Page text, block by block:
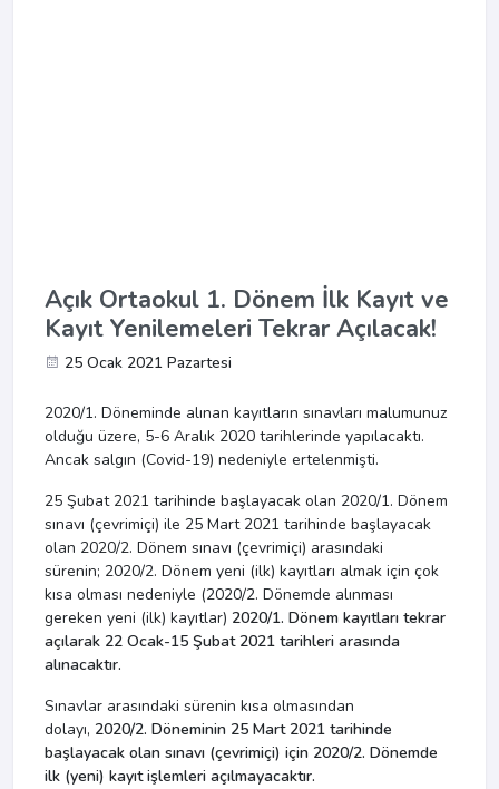
Açık Ortaokul 1. Dönem İlk Kayıt ve
Kayıt Yenilemeleri Tekrar Açılacak!
25 Ocak 2021 Pazartesi
2020/1. Döneminde alınan kayıtların sınavları malumunuz
olduğu üzere, 5-6 Aralık 2020 tarihlerinde yapılacaktı.
Ancak salgın (Covid-19) nedeniyle ertelenmişti.
25 Şubat 2021 tarihinde başlayacak olan 2020/1. Dönem
sınavı (çevrimiçi) ile 25 Mart 2021 tarihinde başlayacak
olan 2020/2. Dönem sınavı (çevrimiçi) arasındaki
sürenin; 2020/2. Dönem yeni (ilk) kayıtları almak için çok
kısa olması nedeniyle (2020/2. Dönemde alınması
gereken yeni (ilk) kayıtlar) 2020/1. Dönem kayıtları tekrar
açılarak 22 Ocak-15 Şubat 2021 tarihleri arasında
alınacaktır.
Sınavlar arasındaki sürenin kısa olmasından
dolayı, 2020/2. Döneminin 25 Mart 2021 tarihinde
başlayacak olan sınavı (çevrimiçi) için 2020/2. Dönemde
ilk (yeni) kayıt işlemleri açılmayacaktır.